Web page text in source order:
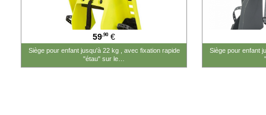
59,90 €
Siège pour enfant jusqu'à 22 kg , avec fixation rapide
"étau" sur le…
Siège pour enfant